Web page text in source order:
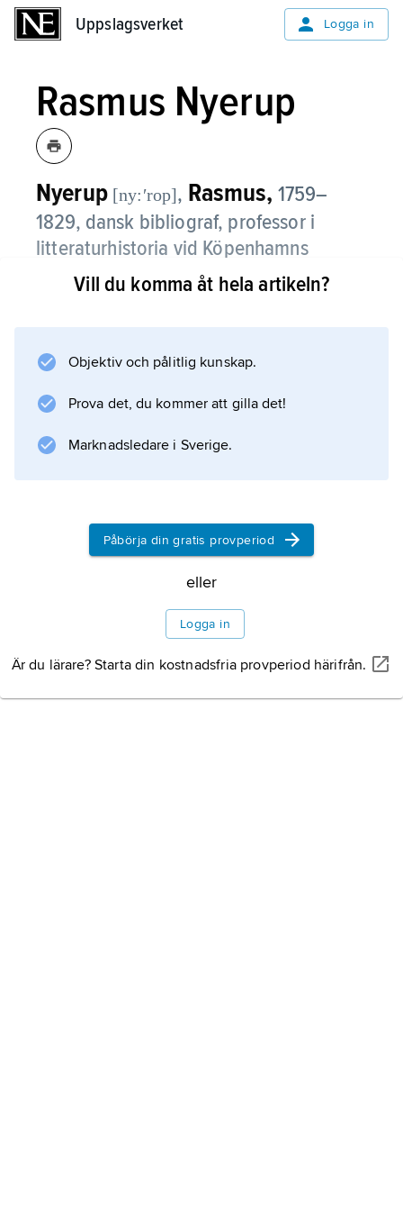
Uppslagsverket Logga in
Rasmus Nyerup
Nyerup [ny:ʹrop], Rasmus, 1759–
1829, dansk bibliograf, professor i
litteraturhistoria vid Köpenhamns
universitet från 1796, chef för
Knud Lyne Rahbek
litteraturstudiet. Bland annat utgav han
Almindeligt Litteraturlexikon for Danmark,
Information om artikeln
Vill du komma åt hela artikeln?
Objektiv och pålitlig kunskap.
Prova det, du kommer att gilla det!
Marknadsledare i Sverige.
Påbörja din gratis provperiod
eller
Logga in
Är du lärare? Starta din kostnadsfria provperiod härifrån.